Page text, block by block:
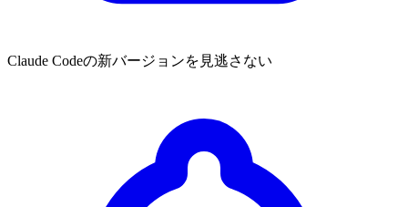
Claude Codeの新バージョンを見逃さない